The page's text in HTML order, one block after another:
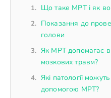
Що таке МРТ і як
Показання до
голови
Як МРТ допомагає в
мозкових травм?
Які патології
допомогою МРТ?